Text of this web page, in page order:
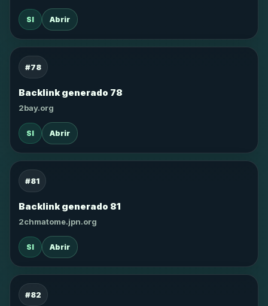
SI Abrir
#78
Backlink generado 78
2bay.org
SI Abrir
#81
Backlink generado 81
2chmatome.jpn.org
SI Abrir
#82